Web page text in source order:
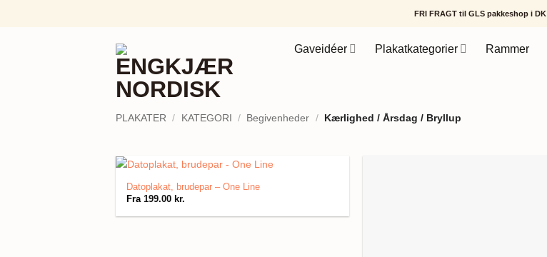
FRI FRAGT til GLS pakkeshop i DK
Gaveidéer Plakatkategorier Rammer
PLAKATER / KATEGORI / Begivenheder / Kærlighed / Årsdag / Bryllup
Datoplakat, brudepar – One Line
Fra 199.00 kr.